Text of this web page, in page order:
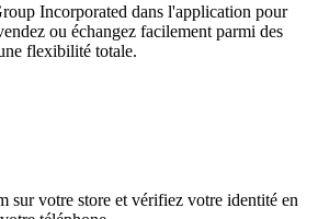
Incorporated dans l'application pour
ou échangez facilement parmi des
flexibilité totale.
sur votre store et vérifiez votre identité en